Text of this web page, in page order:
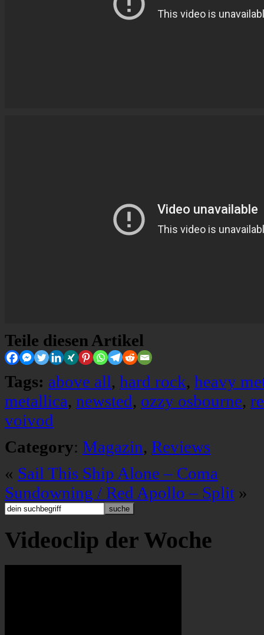
Teile diesen Artikel
Tags: above all, hard rock, heavy
metallica, newsted, ozzy osbourne,
voivod
Category: Magazin, Reviews
« Sail This Ship Alone – Coma
Sundowning / Red Apollo – Split »
Videoclip der Woche